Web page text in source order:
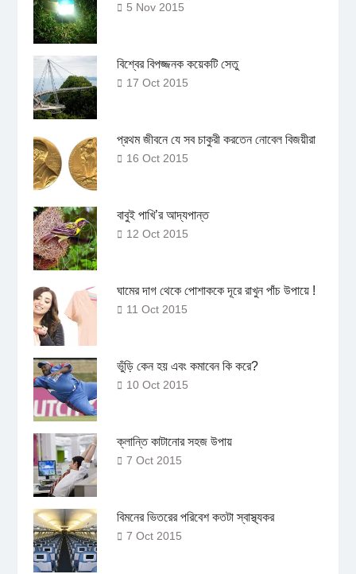
5 Nov 2015
বিশ্বের বিপজ্জনক কয়েকটি সেতু
17 Oct 2015
প্রথম জীবনে যে সব চাকুরী করতেন নোবেল বিজয়ীরা
16 Oct 2015
বাবুই পাখি’র আদ্যপান্ত
12 Oct 2015
ঘামের দাগ থেকে পোশাককে দূরে রাখুন পাঁচ উপায়ে !
11 Oct 2015
ভুঁড়ি কেন হয় এবং কমাবেন কি করে?
10 Oct 2015
ক্লান্তি কাটানোর সহজ উপায়
7 Oct 2015
বিমনের ভিতরের পরিবেশ কতটা স্বাস্থ্যকর
7 Oct 2015